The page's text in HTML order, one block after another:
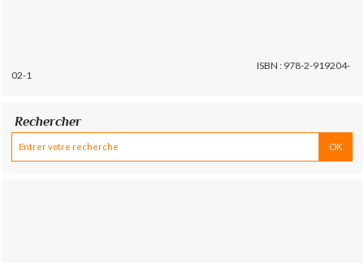
ISBN : 978-2-919204-
02-1
Rechercher